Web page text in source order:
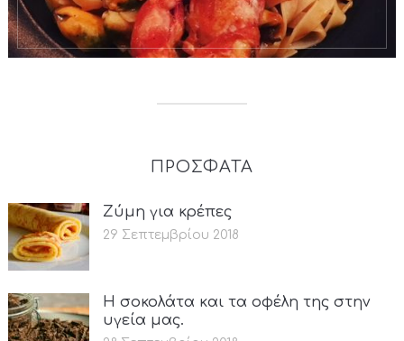
ΠΡΟΣΦΑΤΑ
Ζύμη για κρέπες
29 Σεπτεμβρίου 2018
Η σοκολάτα και τα οφέλη της στην
υγεία μας.